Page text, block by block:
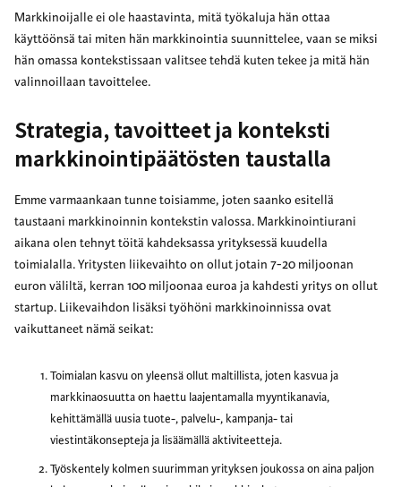
Markkinoijalle ei ole haastavinta, mitä työkaluja hän ottaa
käyttöönsä tai miten hän markkinointia suunnittelee, vaan se miksi
hän omassa kontekstissaan valitsee tehdä kuten tekee ja mitä hän
valinnoillaan tavoittelee.
Strategia, tavoitteet ja konteksti
markkinointipäätösten taustalla
Emme varmaankaan tunne toisiamme, joten saanko esitellä
taustaani markkinoinnin kontekstin valossa. Markkinointiurani
aikana olen tehnyt töitä kahdeksassa yrityksessä kuudella
toimialalla. Yritysten liikevaihto on ollut jotain 7-20 miljoonan
euron väliltä, kerran 100 miljoonaa euroa ja kahdesti yritys on ollut
startup. Liikevaihdon lisäksi työhöni markkinoinnissa ovat
vaikuttaneet nämä seikat:
Toimialan kasvu on yleensä ollut maltillista, joten kasvua ja
markkinaosuutta on haettu laajentamalla myyntikanavia,
kehittämällä uusia tuote-, palvelu-, kampanja- tai
viestintäkonsepteja ja lisäämällä aktiviteetteja.
Työskentely kolmen suurimman yrityksen joukossa on aina paljon